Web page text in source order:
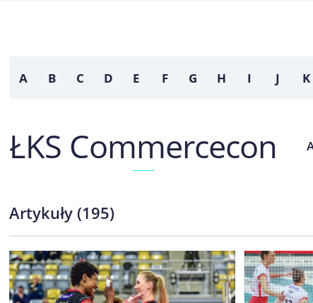
A B C D E F G H I J K
ŁKS Commercecon
Artykuły (195)